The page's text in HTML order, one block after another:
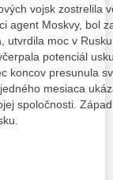
vojsk zostrelila
agent Moskvy, bol
utvrdila moc v
potenciál
koncov presunula
mesiaca
spoločnosti.